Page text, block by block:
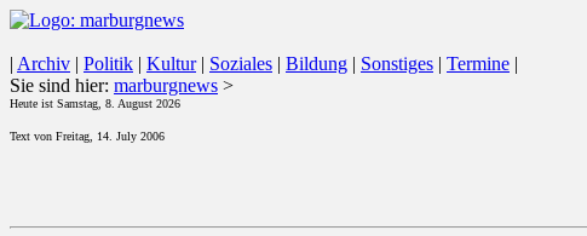
| Archiv | Politik | Kultur| Soziales | Bildung | Sonstiges | Termine |
Sie sind hier: marburgnews >
Heute ist Samstag, 8. August 2026
Text von Freitag, 14. July 2006